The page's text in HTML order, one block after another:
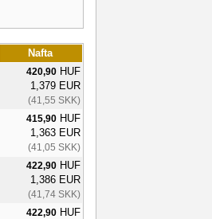
Nafta
420,90HUF
1,379 EUR
(41,55 SKK)
415,90HUF
1,363 EUR
(41,05 SKK)
422,90HUF
1,386 EUR
(41,74 SKK)
422,90HUF